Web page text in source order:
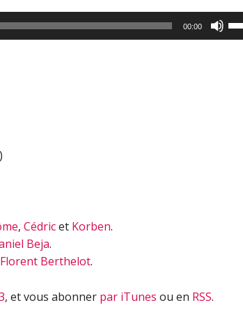
00:00
les
, Cédricet Korben.
Beja.
Florent Berthelot.
, et vous abonner par iTunes ou en RSS.